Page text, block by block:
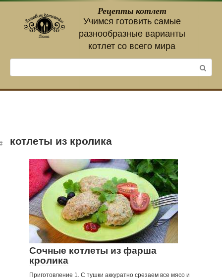
контенту
Рецепты котлет
Учимся готовить самые
разнообразные варианты
котлет со всего мира
котлеты из кролика
Сочные котлеты из фарша
кролика
Приготовление 1. С тушки аккуратно срезаем все мясо и